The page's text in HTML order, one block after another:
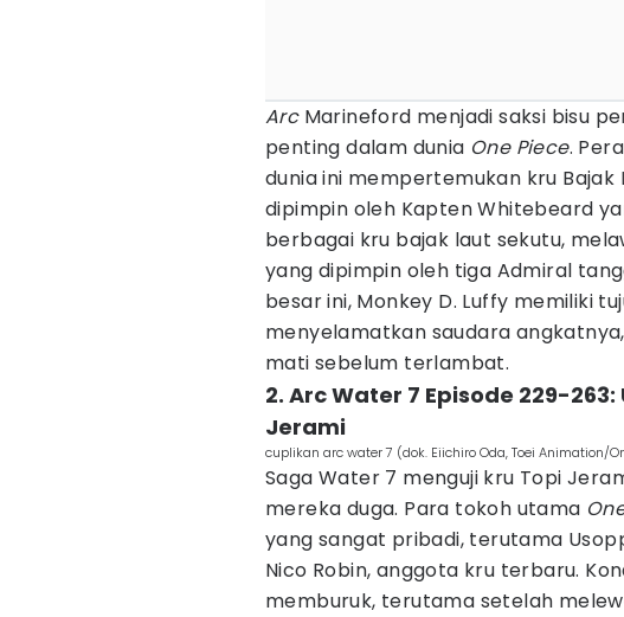
ArcMarineford menjadi saksi bisu
penting dalam dunia One Piece.
dunia ini mempertemukan kru
dipimpin oleh Kapten Whitebeard
berbagai kru bajak laut sekutu,
yang dipimpin oleh tiga Admiral
besar ini, Monkey D. Luffy memiliki
menyelamatkan saudara
mati sebelum terlambat.
2. Arc Water 7 Episode 229-
Jerami
cuplikan arc water 7 (dok. Eiichiro Oda, Toei Animation/
Saga Water 7 menguji kru Topi
mereka duga. Para tokoh utama
yang sangat pribadi, terutama
Nico Robin, anggota kru terbaru.
memburuk, terutama setelah